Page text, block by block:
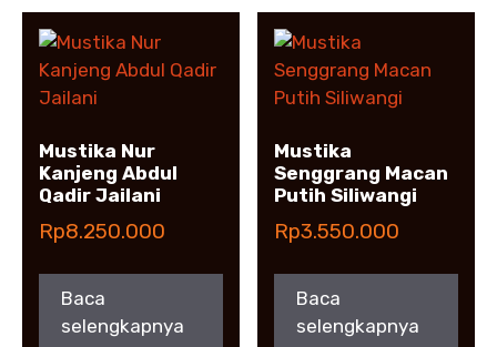
Mustika Nur
Kanjeng Abdul
Qadir Jailani
Rp8.250.000
Baca
selengkapnya
Mustika
Senggrang Macan
Putih Siliwangi
Rp3.550.000
Baca
selengkapnya